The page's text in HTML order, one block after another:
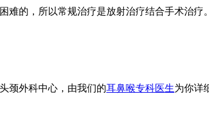
的，所以常规治疗是放射治疗结合手术治
颈外科中心，由我们的耳鼻喉专科医生为你详